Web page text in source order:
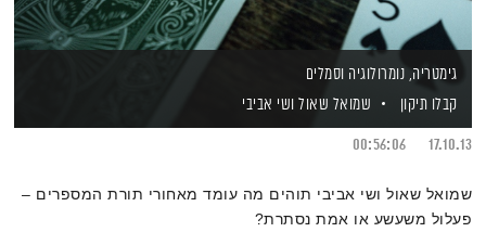
גימטריה, נומרולוגיה וסמלים
קבלו תיקון
שמואל שאול ושי אביבי
17.10.13
00:56:06
שמואל שאול ושי אביבי תוהים מה עומד מאחורי תורת המספרים –
פעלול משעשע או אמת נסתרת?